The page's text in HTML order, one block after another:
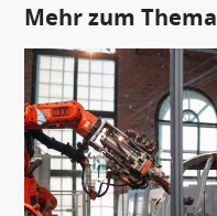
Mehr zum Thema